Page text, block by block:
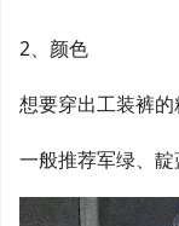
2、颜色
想要穿出工装裤的
一般推荐军绿、靛